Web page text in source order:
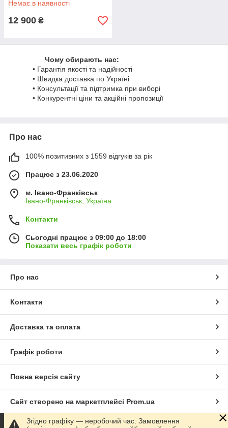
Немає в наявності
12 900 ₴
Чому обирають нас:
• Гарантія якості та надійності
• Швидка доставка по Україні
• Консультації та підтримка при виборі
• Конкурентні ціни та акційні пропозиції
Про нас
100% позитивних з 1559 відгуків за рік
Працює з 23.06.2020
м. Івано-Франківськ
Івано-Франківськ, Україна
Контакти
Сьогодні працює з 09:00 до 18:00
Показати весь графік роботи
Про нас
Контакти
Доставка та оплата
Графік роботи
Повна версія сайту
Сайт створено на маркетплейсі Prom.ua
Згідно графіку — неробочий час. Замовлення